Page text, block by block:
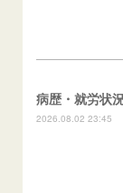
2026.08.02 23:45